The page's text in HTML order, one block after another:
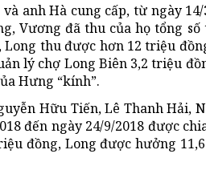
anh Hà cung cấp, từ ngày
Vương đã thu của họ tổng
thu được hơn 12 triệu
lý chợ Long Biên 3,2 triệu
Hưng “kính”.
Hữu Tiến, Lê Thanh Hải,
đến ngày 24/9/2018 được
đồng, Long được hưởng